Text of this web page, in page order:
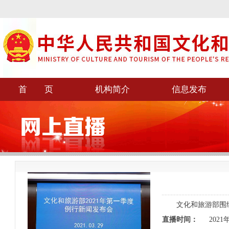
首 页 机构简介 信息发布
文化和旅游部围绕
直播时间：
2021